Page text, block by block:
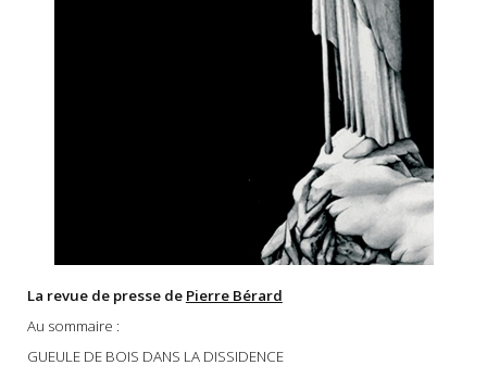
La revue de presse de Pierre Bérard
Au sommaire :
GUEULE DE BOIS DANS LA DISSIDENCE